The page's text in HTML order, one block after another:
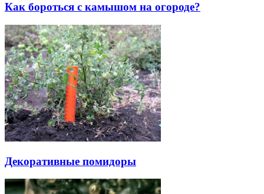
Как бороться с камышом на огороде?
Декоративные помидоры